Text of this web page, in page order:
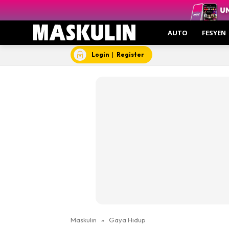
AUTO FESYEN
Login | Register
Maskulin » Gaya Hidup